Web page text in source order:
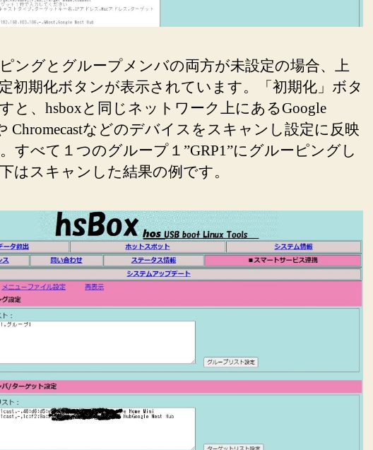
ングとグループメンバの両方が未設定の場合、上
初期化ボタンが表示されています。「初期化」ボタ
と、hsboxと同じネットワーク上にあるGoogle
Chromecastなどのデバイスをスキャンし設定に反映
すべて１つのグループ１”GRP1”にグルーピングし
はスキャンした結果の例です。